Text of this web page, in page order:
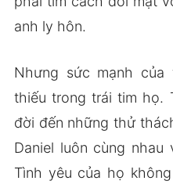
anh ly hôn.
Nhưng sức mạnh
thiếu trong trái tim họ.
đời đến những thử
Daniel luôn cùng
Tình yêu của họ